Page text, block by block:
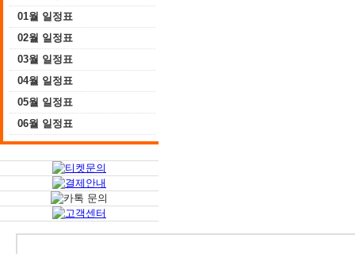
01월 일정표
02월 일정표
03월 일정표
04월 일정표
05월 일정표
06월 일정표